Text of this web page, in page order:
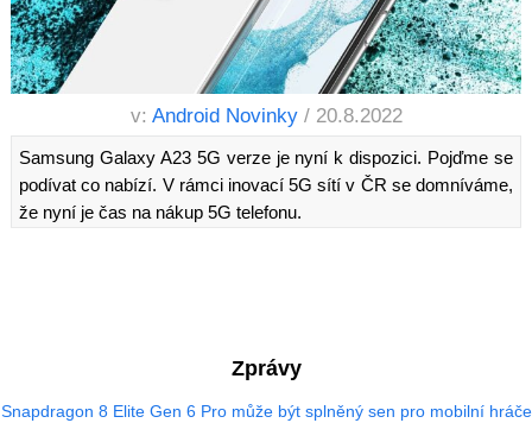
v: Android Novinky / 20.8.2022
Samsung Galaxy A23 5G verze je nyní k dispozici. Pojďme se
podívat co nabízí. V rámci inovací 5G sítí v ČR se domníváme,
že nyní je čas na nákup 5G telefonu.
Zprávy
Snapdragon 8 Elite Gen 6 Pro může být splněný sen pro mobilní hráče